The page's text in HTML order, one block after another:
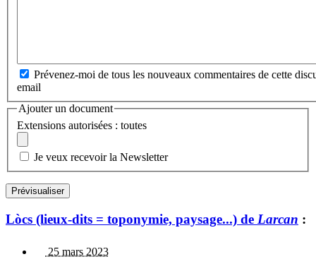
Prévenez-moi de tous les nouveaux commentaires de cette
email
Ajouter un document
Extensions autorisées : toutes
Je veux recevoir la Newsletter
Lòcs (lieux-dits = toponymie, paysage...) de Larcan :
25 mars 2023